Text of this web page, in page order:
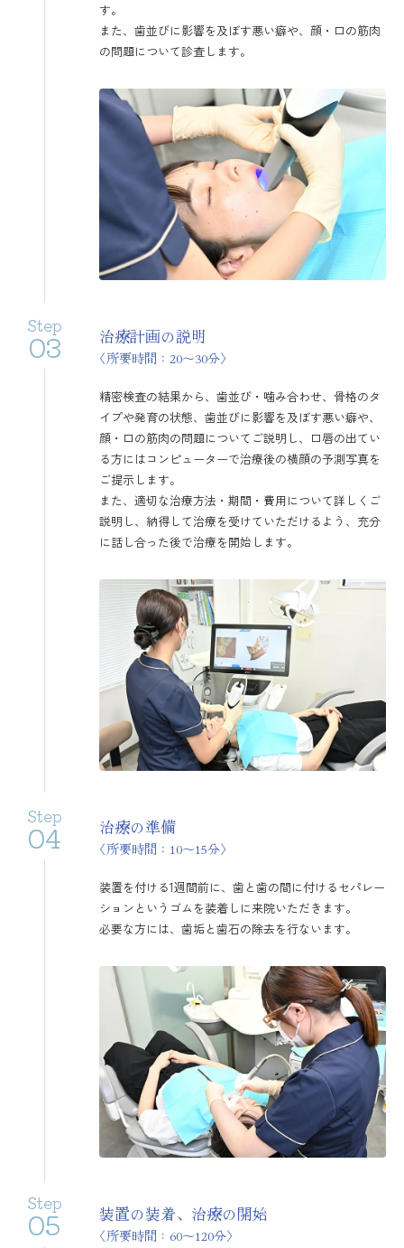
す。
また、歯並びに影響を及ぼす悪い癖や、顔・口の筋肉
の問題について診査します。
Step
03 治療計画の説明
〈所要時間：20〜30分〉
精密検査の結果から、歯並び・噛み合わせ、骨格のタ
イプや発育の状態、歯並びに影響を及ぼす悪い癖や、
顔・口の筋肉の問題についてご説明し、口唇の出てい
る方にはコンピューターで治療後の横顔の予測写真を
ご提示します。
また、適切な治療方法・期間・費用について詳しくご
説明し、納得して治療を受けていただけるよう、充分
に話し合った後で治療を開始します。
Step
04 治療の準備
〈所要時間：10〜15分〉
装置を付ける1週間前に、歯と歯の間に付けるセパレー
ションというゴムを装着しに来院いただきます。
必要な方には、歯垢と歯石の除去を行ないます。
Step
05 装置の装着、治療の開始
〈所要時間：60〜120分〉